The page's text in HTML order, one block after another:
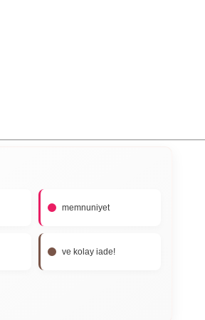
memnuniyet
ve kolay iade!